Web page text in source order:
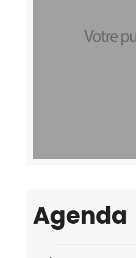
Agenda